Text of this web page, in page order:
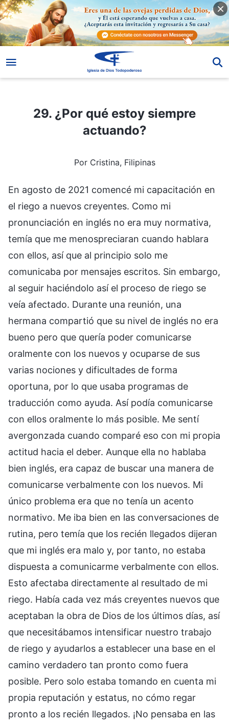
29. ¿Por qué estoy siempre actuando?
29. ¿Por qué estoy siempre
actuando?
Por Cristina, Filipinas
En agosto de 2021 comencé mi capacitación en
el riego a nuevos creyentes. Como mi
pronunciación en inglés no era muy normativa,
temía que me menospreciaran cuando hablara
con ellos, así que al principio solo me
comunicaba por mensajes escritos. Sin embargo,
al seguir haciéndolo así el proceso de riego se
veía afectado. Durante una reunión, una
hermana compartió que su nivel de inglés no era
bueno pero que quería poder comunicarse
oralmente con los nuevos y ocuparse de sus
varias nociones y dificultades de forma
oportuna, por lo que usaba programas de
traducción como ayuda. Así podía comunicarse
con ellos oralmente lo más posible. Me sentí
avergonzada cuando comparé eso con mi propia
actitud hacia el deber. Aunque ella no hablaba
bien inglés, era capaz de buscar una manera de
comunicarse verbalmente con los nuevos. Mi
único problema era que no tenía un acento
normativo. Me iba bien en las conversaciones de
rutina, pero temía que los recién llegados dijeran
que mi inglés era malo y, por tanto, no estaba
dispuesta a comunicarme verbalmente con ellos.
Esto afectaba directamente al resultado de mi
riego. Había cada vez más creyentes nuevos que
aceptaban la obra de Dios de los últimos días, así
que necesitábamos intensificar nuestro trabajo
de riego y ayudarlos a establecer una base en el
camino verdadero tan pronto como fuera
posible. Pero solo estaba tomando en cuenta mi
propia reputación y estatus, no cómo regar
pronto a los recién llegados. ¡No pensaba en las